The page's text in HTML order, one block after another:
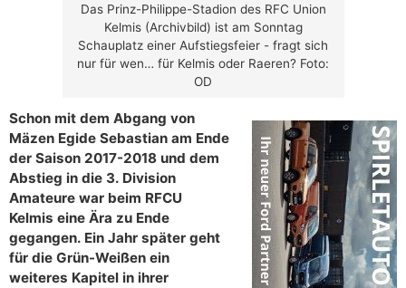
Das Prinz-Philippe-Stadion des RFC Union
Kelmis (Archivbild) ist am Sonntag
Schauplatz einer Aufstiegsfeier - fragt sich
nur für wen… für Kelmis oder Raeren? Foto:
OD
Schon mit dem Abgang von
Mäzen Egide Sebastian am Ende
der Saison 2017-2018 und dem
Abstieg in die 3. Division
Amateure war beim RFCU
Kelmis eine Ära zu Ende
gegangen. Ein Jahr später geht
für die Grün-Weißen ein
weiteres Kapitel in ihrer